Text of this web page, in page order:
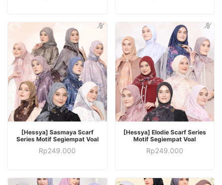
PILIH OPSI
[Hessya] Sasmaya Scarf
Series Motif Segiempat Voal
Rp249.000
PILIH OPSI
[Hessya] Elodie Scarf Series
Motif Segiempat Voal
Rp249.000